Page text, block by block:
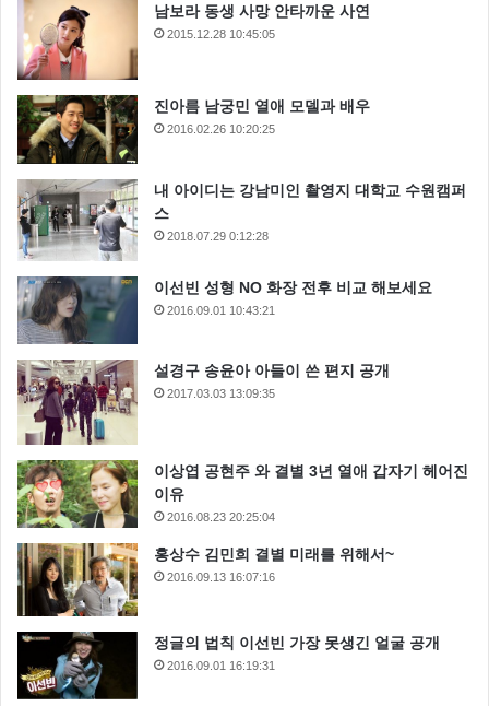
남보라 동생 사망 안타까운 사연
2015.12.28 10:45:05
진아름 남궁민 열애 모델과 배우
2016.02.26 10:20:25
내 아이디는 강남미인 촬영지 대학교 수원캠퍼
스
2018.07.29 0:12:28
이선빈 성형 NO 화장 전후 비교 해보세요
2016.09.01 10:43:21
설경구 송윤아 아들이 쓴 편지 공개
2017.03.03 13:09:35
이상엽 공현주 와 결별 3년 열애 갑자기 헤어진
이유
2016.08.23 20:25:04
홍상수 김민희 결별 미래를 위해서~
2016.09.13 16:07:16
정글의 법칙 이선빈 가장 못생긴 얼굴 공개
2016.09.01 16:19:31